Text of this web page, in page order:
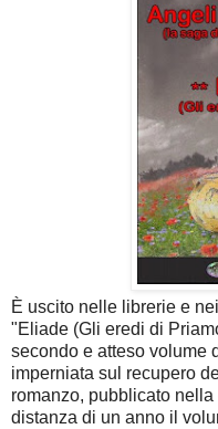
È uscito nelle librerie e
"Eliade (Gli eredi di
secondo e atteso volume
imperniata sul recupero
romanzo, pubblicato nella
distanza di un anno il